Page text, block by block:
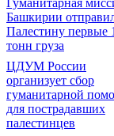
Гуманитарная
Башкирии
Палестину первые
тонн груза
ЦДУМ России
организует сбор
гуманитарной
для пострадавших
палестинцев